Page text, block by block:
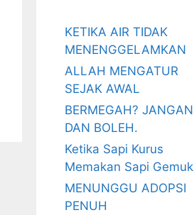
KETIKA AIR TIDAK
MENENGGELAMKAN
ALLAH MENGATUR
SEJAK AWAL
BERMEGAH? JANGAN
DAN BOLEH.
Ketika Sapi Kurus
Memakan Sapi Gemuk
MENUNGGU ADOPSI
PENUH